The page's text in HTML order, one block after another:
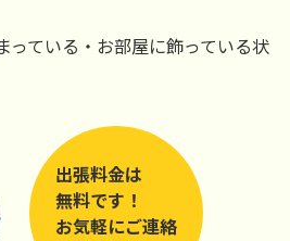
っている・お部屋に飾っている状
出張料金は
無料です！
お気軽にご連絡